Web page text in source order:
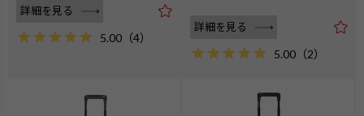
詳細を見る
5.00 （4）
詳細を見る
5.00 （2）